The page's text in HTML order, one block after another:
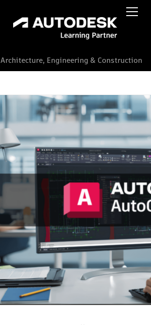
Architecture, Engineering & Construction